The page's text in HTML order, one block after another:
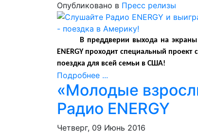
Опубликовано в Пресс релизы
В преддверии выхода на
ENERGY проходит специальный
поездка для всей семьи в США!
Подробнее ...
«Молодые
Радио ENERGY
Четверг, 09 Июнь 2016